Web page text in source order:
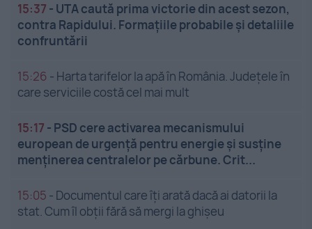
15:37 - UTA caută prima victorie din acest sezon,
contra Rapidului. Formațiile probabile și detaliile
confruntării
15:26 - Harta tarifelor la apă în România. Județele în
care serviciile costă cel mai mult
15:17 - PSD cere activarea mecanismului
european de urgență pentru energie și susține
menținerea centralelor pe cărbune. Crit...
15:05 - Documentul care îți arată dacă ai datorii la
stat. Cum îl obții fără să mergi la ghișeu